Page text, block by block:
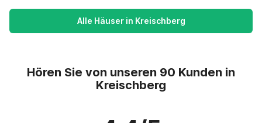
Alle Häuser in Kreischberg
Hören Sie von unseren 90 Kunden in
Kreischberg